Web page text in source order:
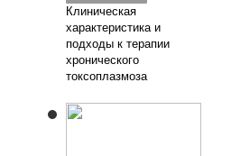
Клиническая
характеристика и
подходы к терапии
хронического
токсоплазмоза